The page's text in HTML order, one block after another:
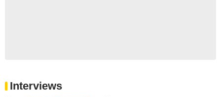
Interviews